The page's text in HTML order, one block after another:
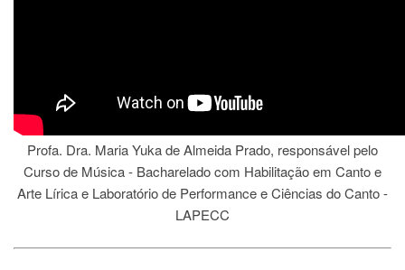
Calendário
e
Horários
Estágios
Permanência
Profa. Dra. Maria Yuka de Almeida Prado, responsável pelo
Curso de Música - Bacharelado com Habilitação em Canto e
Arte Lírica e Laboratório de Performance e Ciências do Canto -
LAPECC